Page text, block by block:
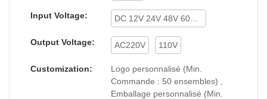
Input Voltage:
Output Voltage: AC220V 110V
Customization:
Logo personnalisé (Min.
Commande : 50 ensembles) ,
Emballage personnalisé (Min.